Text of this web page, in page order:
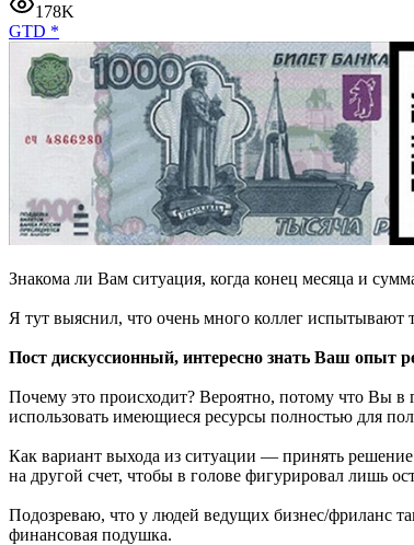
178K
GTD *
Знакома ли Вам ситуация, когда конец месяца и
Я тут выяснил, что очень много коллег испытывают
Пост дискуссионный, интересно знать Ваш опыт
Почему это происходит? Вероятно, потому что Вы в
использовать имеющиеся ресурсы полностью для
Как вариант выхода из ситуации — принять решение
на другой счет, чтобы в голове фигурировал лишь
Подозреваю, что у людей ведущих бизнес/фриланс
финансовая подушка.